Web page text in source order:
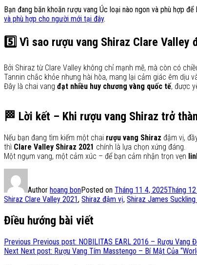
Bạn đang băn khoăn rượu vang Úc loại nào ngon và phù hợp
và phù hợp cho người mới tại đây.
5️⃣ Vì sao rượu vang Shiraz Clare Valley
Bởi Shiraz từ Clare Valley không chỉ mạnh mẽ, mà còn có
Tannin chắc khỏe nhưng hài hòa, mang lại cảm giác êm dịu
Đây là chai vang đạt nhiều huy chương vàng quốc tế, được
🏁 Lời kết – Khi rượu vang Shiraz trở
Nếu bạn đang tìm kiếm một chai rượu vang Shiraz đậm vị,
thì Clare Valley Shiraz 2021 chính là lựa chọn xứng đáng.
Một ngụm vang, một cảm xúc – để bạn cảm nhận trọn vẹn
Author hoang bonPosted on Tháng 11 4, 2025Tháng
Shiraz Clare Valley 2021, Shiraz đậm vị, Shiraz James
Điều hướng bài viết
Previous Previous post: NOBILITAS EARL 2016 – Rượu Vang
Next Next post: Rượu Vang Tím Masstengo – Bí Mật Của